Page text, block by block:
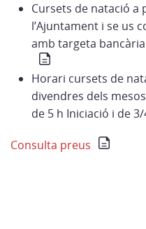
Cursets de natació a
l’Ajuntament i se us
amb targeta
Horari cursets de
divendres dels
de 5 h Iniciació i de
Consulta preus